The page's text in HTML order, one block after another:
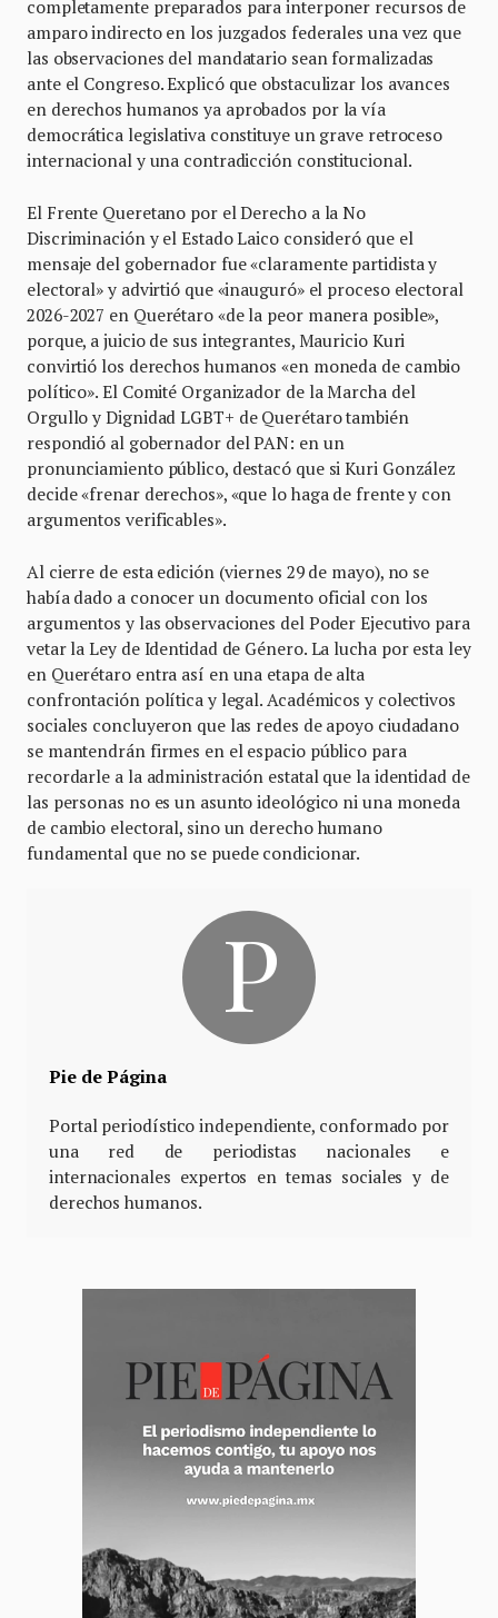
completamente preparados para interponer recursos de
amparo indirecto en los juzgados federales una vez que
las observaciones del mandatario sean formalizadas
ante el Congreso. Explicó que obstaculizar los avances
en derechos humanos ya aprobados por la vía
democrática legislativa constituye un grave retroceso
internacional y una contradicción constitucional.
El Frente Queretano por el Derecho a la No
Discriminación y el Estado Laico consideró que el
mensaje del gobernador fue «claramente partidista y
electoral» y advirtió que «inauguró» el proceso electoral
2026-2027 en Querétaro «de la peor manera posible»,
porque, a juicio de sus integrantes, Mauricio Kuri
convirtió los derechos humanos «en moneda de cambio
político». El Comité Organizador de la Marcha del
Orgullo y Dignidad LGBT+ de Querétaro también
respondió al gobernador del PAN: en un
pronunciamiento público, destacó que si Kuri González
decide «frenar derechos», «que lo haga de frente y con
argumentos verificables».
Al cierre de esta edición (viernes 29 de mayo), no se
había dado a conocer un documento oficial con los
argumentos y las observaciones del Poder Ejecutivo para
vetar la Ley de Identidad de Género. La lucha por esta ley
en Querétaro entra así en una etapa de alta
confrontación política y legal. Académicos y colectivos
sociales concluyeron que las redes de apoyo ciudadano
se mantendrán firmes en el espacio público para
recordarle a la administración estatal que la identidad de
las personas no es un asunto ideológico ni una moneda
de cambio electoral, sino un derecho humano
fundamental que no se puede condicionar.
Pie de Página
Portal periodístico independiente, conformado por
una red de periodistas nacionales e
internacionales expertos en temas sociales y de
derechos humanos.